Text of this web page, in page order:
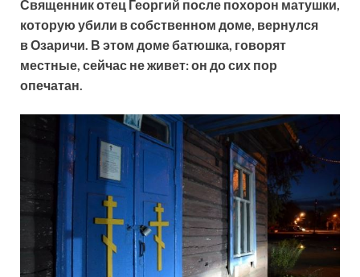
Священник отец Георгий после похорон матушки,
которую убили в собственном доме, вернулся
в Озаричи. В этом доме батюшка, говорят
местные, сейчас не живет: он до сих пор
опечатан.